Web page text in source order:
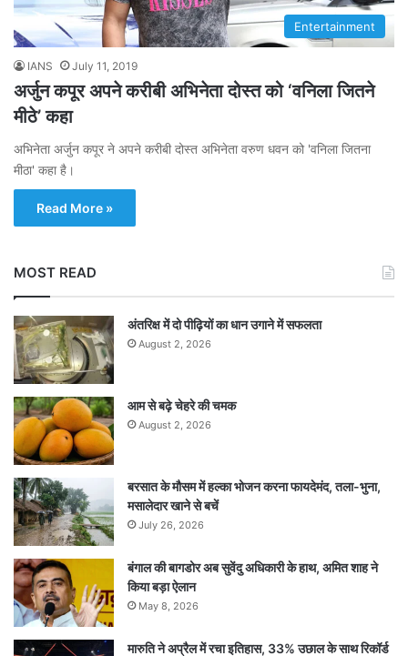
Entertainment
IANS July 11, 2019
अर्जुन कपूर अपने करीबी अभिनेता दोस्त को ‘वनिला जितने
मीठे’ कहा
अभिनेता अर्जुन कपूर ने अपने करीबी दोस्त अभिनेता वरुण धवन को 'वनिला जितना
मीठा' कहा है।
Read More »
MOST READ
अंतरिक्ष में दो पीढ़ियों का धान उगाने में सफलता
August 2, 2026
आम से बढ़े चेहरे की चमक
August 2, 2026
बरसात के मौसम में हल्का भोजन करना फायदेमंद, तला-भुना,
मसालेदार खाने से बचें
July 26, 2026
बंगाल की बागडोर अब सुवेंदु अधिकारी के हाथ, अमित शाह ने
किया बड़ा ऐलान
May 8, 2026
मारुति ने अप्रैल में रचा इतिहास, 33% उछाल के साथ रिकॉर्ड